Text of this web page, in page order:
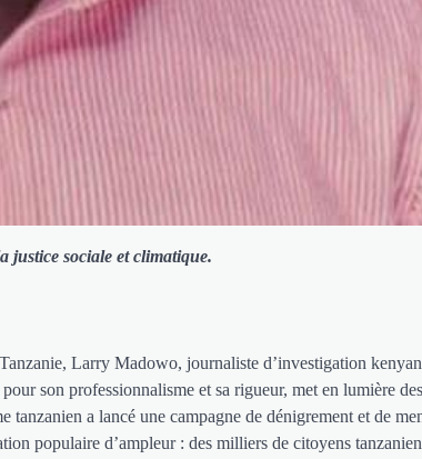
justice sociale et climatique.
Larry Madowo, journaliste d’investigation
son professionnalisme et sa rigueur, met en lumière des
a lancé une campagne de dénigrement et de
populaire d’ampleur : des milliers de citoyens